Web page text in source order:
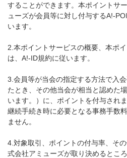
することができます。本ポイントサ
ューズが会員等に対し付与するA!-
います。
2.本ポイントサービスの概要、本ポ
は、A!-ID規約に従います。
3.会員等が当会の指定する方法で入
たとき、その他当会が相当と認めた
います。）に、ポイントを付与され
継続手続き時に必要となる事務手数
ません。
4.対象取引、ポイントの付与率、そ
式会社アミューズが取り決めるとこ